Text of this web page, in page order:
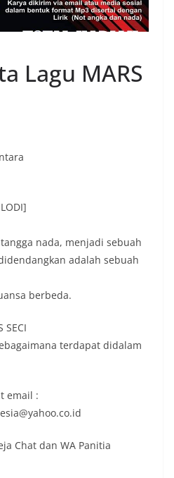
Lagu MARS
nada, menjadi sebuah
adalah sebuah
berbeda.
SECI
terdapat didalam
email :
Chat dan WA Panitia